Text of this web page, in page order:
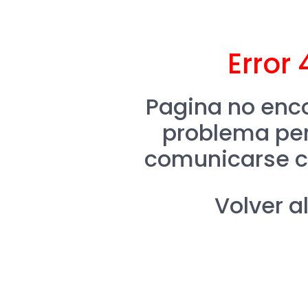
Error
Pagina no
problema
comunicarse
Volver